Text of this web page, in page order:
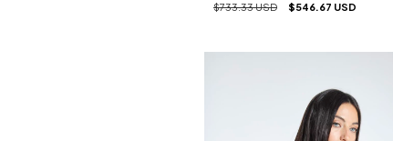
$733.33 USD $546.67 USD